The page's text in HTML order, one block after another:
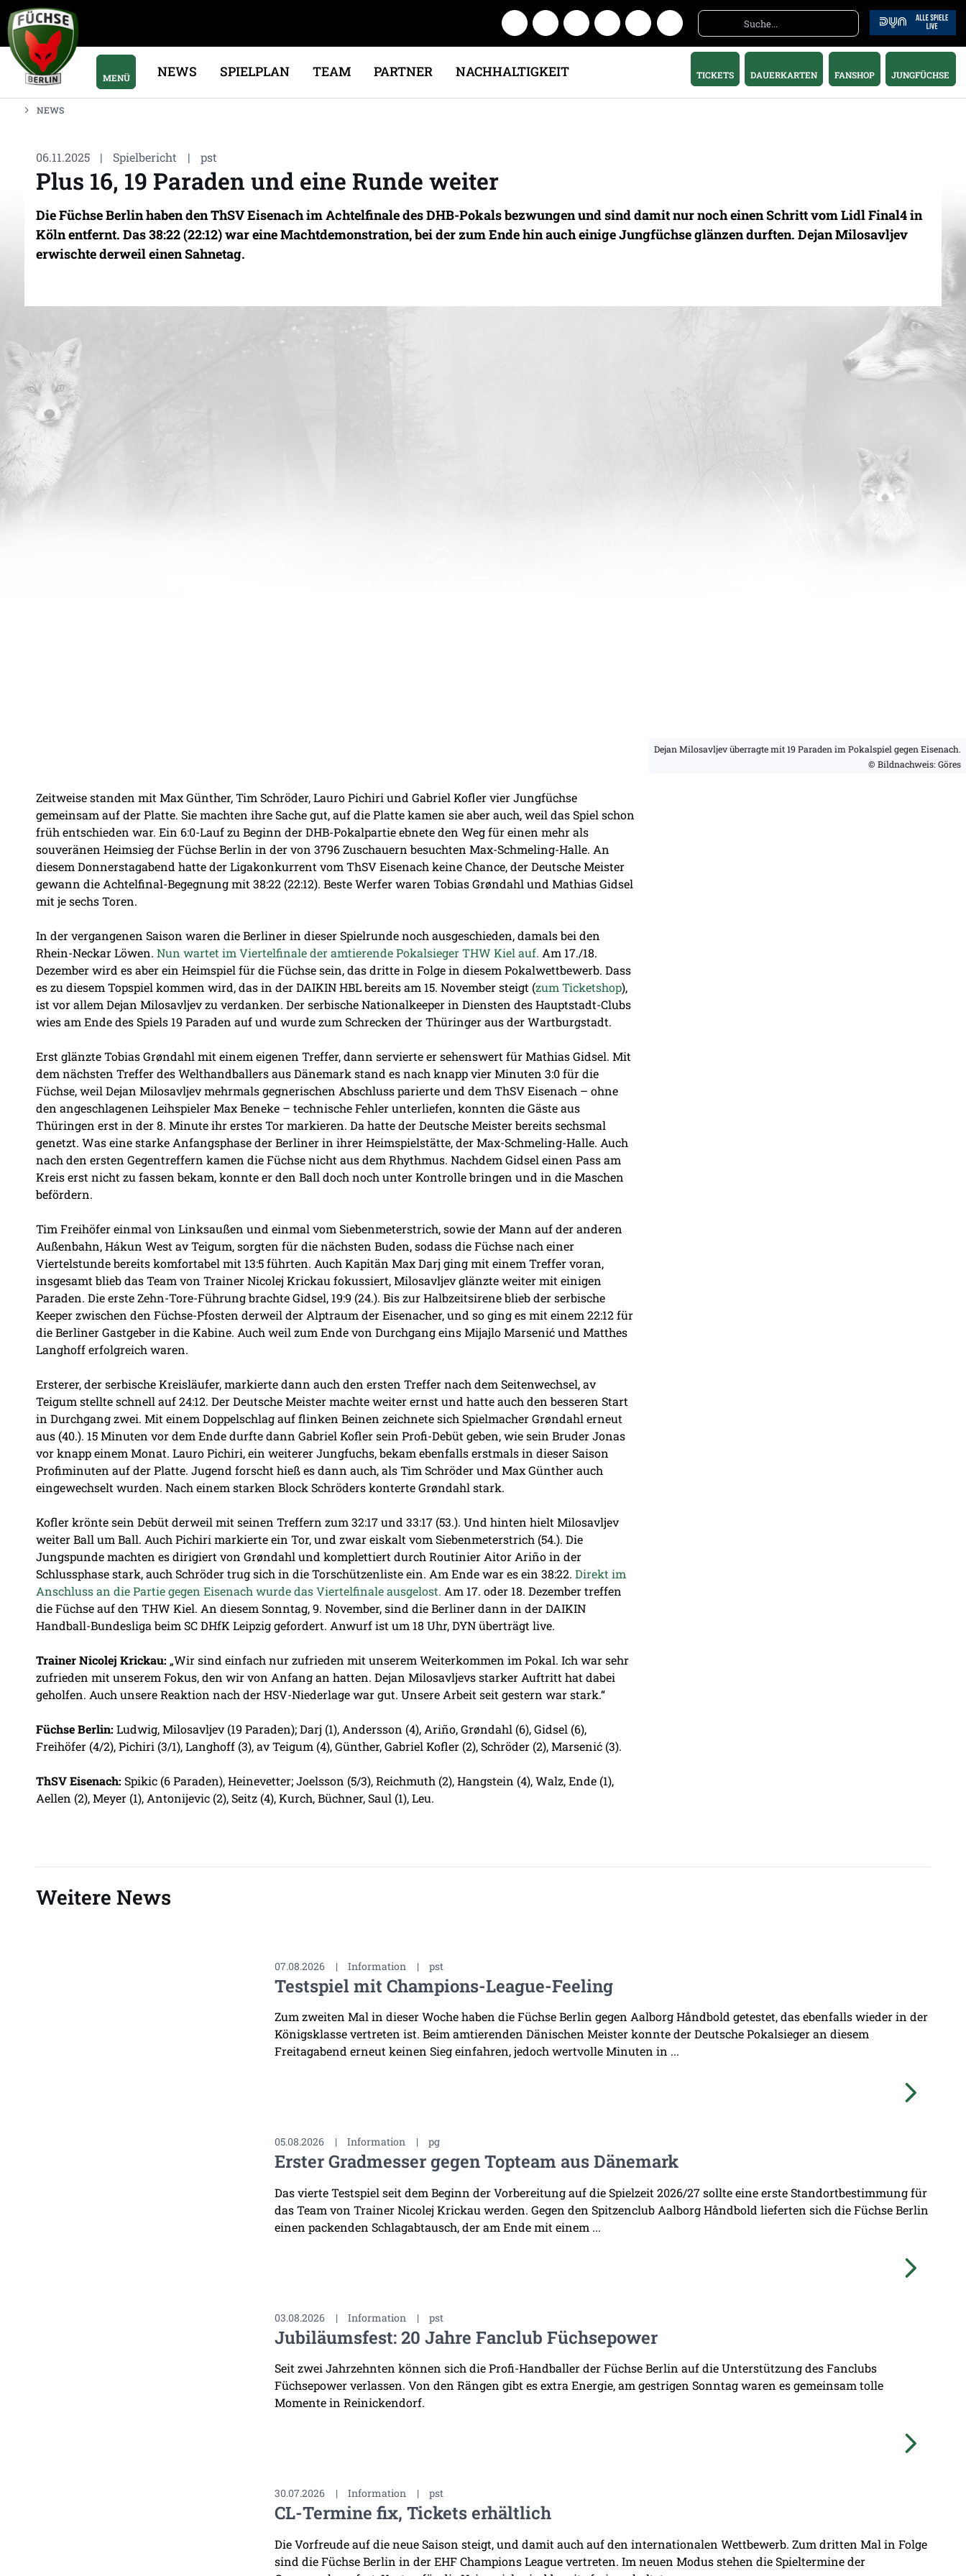
MENÜ NEWS SPIELPLAN TEAM PARTNER NACHHALTIGKEIT TICKETS DAUERKARTEN FANSHOP JUNGFÜCHSE
NEWS
06.11.2025 | Spielbericht | pst
Plus 16, 19 Paraden und eine Runde weiter
Die Füchse Berlin haben den ThSV Eisenach im Achtelfinale des DHB-Pokals bezwungen und sind damit nur noch einen Schritt vom Lidl Final4 in
Köln entfernt. Das 38:22 (22:12) war eine Machtdemonstration, bei der zum Ende hin auch einige Jungfüchse glänzen durften. Dejan Milosavljev
erwischte derweil einen Sahnetag.
Dejan Milosavljev überragte mit 19 Paraden im Pokalspiel gegen Eisenach.
© Bildnachweis: Göres
Zeitweise standen mit Max Günther, Tim Schröder, Lauro Pichiri und Gabriel Kofler vier Jungfüchse
gemeinsam auf der Platte. Sie machten ihre Sache gut, auf die Platte kamen sie aber auch, weil das Spiel schon
früh entschieden war. Ein 6:0-Lauf zu Beginn der DHB-Pokalpartie ebnete den Weg für einen mehr als
souveränen Heimsieg der Füchse Berlin in der von 3796 Zuschauern besuchten Max-Schmeling-Halle. An
diesem Donnerstagabend hatte der Ligakonkurrent vom ThSV Eisenach keine Chance, der Deutsche Meister
gewann die Achtelfinal-Begegnung mit 38:22 (22:12). Beste Werfer waren Tobias Grøndahl und Mathias Gidsel
mit je sechs Toren.
In der vergangenen Saison waren die Berliner in dieser Spielrunde noch ausgeschieden, damals bei den
Rhein-Neckar Löwen. Nun wartet im Viertelfinale der amtierende Pokalsieger THW Kiel auf. Am 17./18.
Dezember wird es aber ein Heimspiel für die Füchse sein, das dritte in Folge in diesem Pokalwettbewerb. Dass
es zu diesem Topspiel kommen wird, das in der DAIKIN HBL bereits am 15. November steigt (zum Ticketshop),
ist vor allem Dejan Milosavljev zu verdanken. Der serbische Nationalkeeper in Diensten des Hauptstadt-Clubs
wies am Ende des Spiels 19 Paraden auf und wurde zum Schrecken der Thüringer aus der Wartburgstadt.
Erst glänzte Tobias Grøndahl mit einem eigenen Treffer, dann servierte er sehenswert für Mathias Gidsel. Mit
dem nächsten Treffer des Welthandballers aus Dänemark stand es nach knapp vier Minuten 3:0 für die
Füchse, weil Dejan Milosavljev mehrmals gegnerischen Abschluss parierte und dem ThSV Eisenach – ohne
den angeschlagenen Leihspieler Max Beneke – technische Fehler unterliefen, konnten die Gäste aus
Thüringen erst in der 8. Minute ihr erstes Tor markieren. Da hatte der Deutsche Meister bereits sechsmal
genetzt. Was eine starke Anfangsphase der Berliner in ihrer Heimspielstätte, der Max-Schmeling-Halle. Auch
nach den ersten Gegentreffern kamen die Füchse nicht aus dem Rhythmus. Nachdem Gidsel einen Pass am
Kreis erst nicht zu fassen bekam, konnte er den Ball doch noch unter Kontrolle bringen und in die Maschen
befördern.
Tim Freihöfer einmal von Linksaußen und einmal vom Siebenmeterstrich, sowie der Mann auf der anderen
Außenbahn, Hákun West av Teigum, sorgten für die nächsten Buden, sodass die Füchse nach einer
Viertelstunde bereits komfortabel mit 13:5 führten. Auch Kapitän Max Darj ging mit einem Treffer voran,
insgesamt blieb das Team von Trainer Nicolej Krickau fokussiert, Milosavljev glänzte weiter mit einigen
Paraden. Die erste Zehn-Tore-Führung brachte Gidsel, 19:9 (24.). Bis zur Halbzeitsirene blieb der serbische
Keeper zwischen den Füchse-Pfosten derweil der Alptraum der Eisenacher, und so ging es mit einem 22:12 für
die Berliner Gastgeber in die Kabine. Auch weil zum Ende von Durchgang eins Mijajlo Marsenić und Matthes
Langhoff erfolgreich waren.
Ersterer, der serbische Kreisläufer, markierte dann auch den ersten Treffer nach dem Seitenwechsel, av
Teigum stellte schnell auf 24:12. Der Deutsche Meister machte weiter ernst und hatte auch den besseren Start
in Durchgang zwei. Mit einem Doppelschlag auf flinken Beinen zeichnete sich Spielmacher Grøndahl erneut
aus (40.). 15 Minuten vor dem Ende durfte dann Gabriel Kofler sein Profi-Debüt geben, wie sein Bruder Jonas
vor knapp einem Monat. Lauro Pichiri, ein weiterer Jungfuchs, bekam ebenfalls erstmals in dieser Saison
Profiminuten auf der Platte. Jugend forscht hieß es dann auch, als Tim Schröder und Max Günther auch
eingewechselt wurden. Nach einem starken Block Schröders konterte Grøndahl stark.
Kofler krönte sein Debüt derweil mit seinen Treffern zum 32:17 und 33:17 (53.). Und hinten hielt Milosavljev
weiter Ball um Ball. Auch Pichiri markierte ein Tor, und zwar eiskalt vom Siebenmeterstrich (54.). Die
Jungspunde machten es dirigiert von Grøndahl und komplettiert durch Routinier Aitor Ariño in der
Schlussphase stark, auch Schröder trug sich in die Torschützenliste ein. Am Ende war es ein 38:22. Direkt im
Anschluss an die Partie gegen Eisenach wurde das Viertelfinale ausgelost. Am 17. oder 18. Dezember treffen
die Füchse auf den THW Kiel. An diesem Sonntag, 9. November, sind die Berliner dann in der DAIKIN
Handball-Bundesliga beim SC DHfK Leipzig gefordert. Anwurf ist um 18 Uhr, DYN überträgt live.
Trainer Nicolej Krickau: „Wir sind einfach nur zufrieden mit unserem Weiterkommen im Pokal. Ich war sehr
zufrieden mit unserem Fokus, den wir von Anfang an hatten. Dejan Milosavljevs starker Auftritt hat dabei
geholfen. Auch unsere Reaktion nach der HSV-Niederlage war gut. Unsere Arbeit seit gestern war stark.“
Füchse Berlin: Ludwig, Milosavljev (19 Paraden); Darj (1), Andersson (4), Ariño, Grøndahl (6), Gidsel (6),
Freihöfer (4/2), Pichiri (3/1), Langhoff (3), av Teigum (4), Günther, Gabriel Kofler (2), Schröder (2), Marsenić (3).
ThSV Eisenach: Spikic (6 Paraden), Heinevetter; Joelsson (5/3), Reichmuth (2), Hangstein (4), Walz, Ende (1),
Aellen (2), Meyer (1), Antonijevic (2), Seitz (4), Kurch, Büchner, Saul (1), Leu.
Weitere News
07.08.2026 | Information | pst
Testspiel mit Champions-League-Feeling
Zum zweiten Mal in dieser Woche haben die Füchse Berlin gegen Aalborg Håndbold getestet, das ebenfalls wieder in der
Königsklasse vertreten ist. Beim amtierenden Dänischen Meister konnte der Deutsche Pokalsieger an diesem
Freitagabend erneut keinen Sieg einfahren, jedoch wertvolle Minuten in ...
05.08.2026 | Information | pg
Erster Gradmesser gegen Topteam aus Dänemark
Das vierte Testspiel seit dem Beginn der Vorbereitung auf die Spielzeit 2026/27 sollte eine erste Standortbestimmung für
das Team von Trainer Nicolej Krickau werden. Gegen den Spitzenclub Aalborg Håndbold lieferten sich die Füchse Berlin
einen packenden Schlagabtausch, der am Ende mit einem ...
03.08.2026 | Information | pst
Jubiläumsfest: 20 Jahre Fanclub Füchsepower
Seit zwei Jahrzehnten können sich die Profi-Handballer der Füchse Berlin auf die Unterstützung des Fanclubs
Füchsepower verlassen. Von den Rängen gibt es extra Energie, am gestrigen Sonntag waren es gemeinsam tolle
Momente in Reinickendorf.
30.07.2026 | Information | pst
CL-Termine fix, Tickets erhältlich
Die Vorfreude auf die neue Saison steigt, und damit auch auf den internationalen Wettbewerb. Zum dritten Mal in Folge
sind die Füchse Berlin in der EHF Champions League vertreten. Im neuen Modus stehen die Spieltermine der